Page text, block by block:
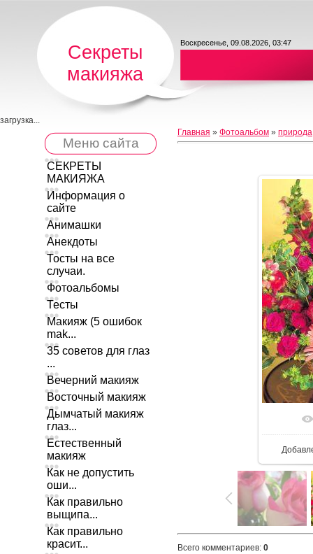
Секреты
макияжа
Воскресенье, 09.08.2026, 03:47
загрузка...
Меню сайта
СЕКРЕТЫ
МАКИЯЖА
Информация о
сайте
Анимашки
Анекдоты
Тосты на все
случаи.
Фотоальбомы
Тесты
Макияж (5 ошибок
mak...
35 советов для глаз
...
Вечерний макияж
Восточный макияж
Дымчатый макияж
глаз...
Естественный
макияж
Как не допустить
оши...
Как правильно
выщипа...
Как правильно
красит...
Главная » Фотоальбом » природа
Всего комментариев: 0